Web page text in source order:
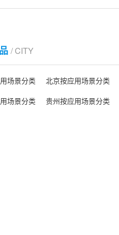
车零部件、健身器材、机械用管
定制：...
/ CITY
场景分类 北京按应用场景分类
场景分类
贵州按应用场景分类